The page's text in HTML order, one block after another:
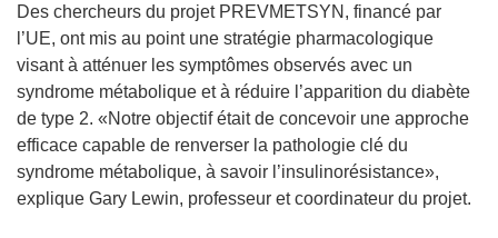
o
u
v
e
l
l
e
f
Des chercheurs du projet PREVMETSYN, financé par
l’UE, ont mis au point une stratégie pharmacologique
visant à atténuer les symptômes observés avec un
syndrome métabolique et à réduire l’apparition du diabète
de type 2. «Notre objectif était de concevoir une approche
efficace capable de renverser la pathologie clé du
syndrome métabolique, à savoir l’insulinorésistance»,
explique Gary Lewin, professeur et coordinateur du projet.